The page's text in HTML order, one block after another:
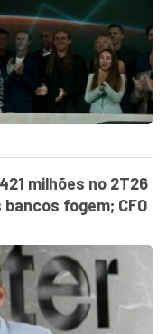
milhões no 2T26
fogem; CFO